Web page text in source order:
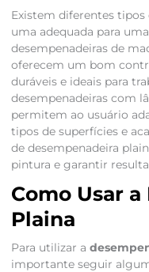
Existem diferentes tipos
uma adequada para
desempenadeiras de
oferecem um bom
duráveis e ideais para
desempenadeiras com
permitem ao usuário
tipos de superfícies e
de desempenadeira
pintura e garantir
Como Usar
Plaina
Para utilizar a
importante seguir